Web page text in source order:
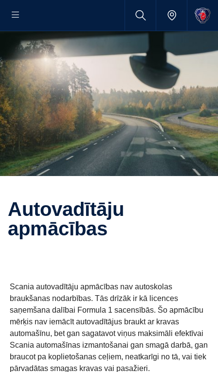
Autovadītāju
apmācības
Scania autovadītāju apmācības nav autoskolas
braukšanas nodarbības. Tās drīzāk ir kā licences
saņemšana dalībai Formula 1 sacensībās. Šo apmācību
mērķis nav iemācīt autovadītājus braukt ar kravas
automašīnu, bet gan sagatavot viņus maksimāli efektīvai
Scania automašīnas izmantošanai gan smagā darbā, gan
braucot pa koplietošanas ceļiem, neatkarīgi no tā, vai tiek
pārvadātas smagas kravas vai pasažieri.